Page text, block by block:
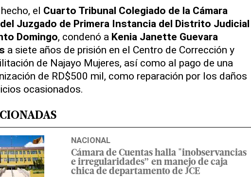
el Cuarto Tribunal Colegiado de la Cámara
Juzgado de Primera Instancia del Distrito Judicial
Domingo, condenó a Kenia Janette Guevara
a siete años de prisión en el Centro de Corrección y
de Najayo Mujeres, así como al pago de una
de RD$500 mil, como reparación por los daños
ocasionados.
NACIONAL
Cámara de Cuentas halla "inobservancias
e irregularidades” en manejo de caja
chica de departamento de JCE